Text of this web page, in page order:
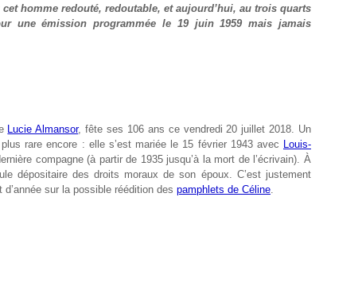
homme redouté, redoutable, et aujourd’hui, au trois quarts
une émission programmée le 19 juin 1959 mais jamais
Lucie Almansor, fête ses 106 ans ce vendredi 20 juillet 2018. Un
rare encore : elle s’est mariée le 15 février 1943 avec Louis-
compagne (à partir de 1935 jusqu’à la mort de l’écrivain). À
dépositaire des droits moraux de son époux. C’est justement
sur la possible réédition des pamphlets de Céline.